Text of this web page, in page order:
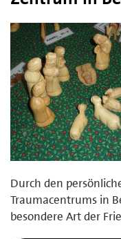
Durch den
Traumacentrums in
besondere Art der